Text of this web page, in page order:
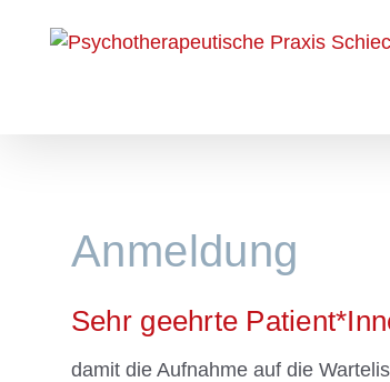
Anmeldung
Sehr geehrte
damit die Aufnahme auf die